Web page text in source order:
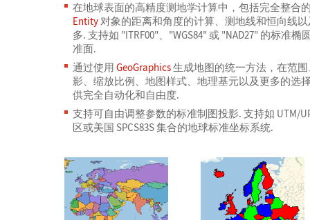
在地球表面的高精度测地学计算中，包括完全整合
Entity对象的距离和角度的计算、测地线和恒向线以
多. 支持如 "ITRF00"、 "WGS84" 或 "NAD27" 的标准椭
准面.
通过使用 GeoGraphics生成地图的统一方法，在范围
影、缩放比例、地图样式、地理基元以及更多的选
供完全自动化和自由度.
支持可自由调整参数的标准制图投影. 支持如 UTM/
区或美国 SPCS83S 集合的地球标准坐标系统.